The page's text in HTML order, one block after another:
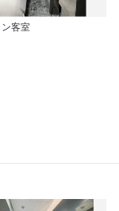
客室